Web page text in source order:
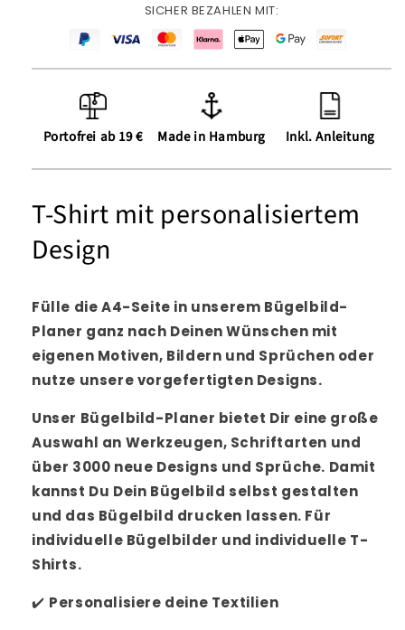
personalisiertempersonalisiertem
SICHER BEZAHLEN MIT:
Portofrei ab 19 € Made in Hamburg Inkl. Anleitung
T-Shirt mit personalisiertem
Design
Fülle die A4-Seite in unserem Bügelbild-
Planer ganz nach Deinen Wünschen mit
eigenen Motiven, Bildern und Sprüchen oder
nutze unsere vorgefertigten Designs.
Unser Bügelbild-Planer bietet Dir eine große
Auswahl an Werkzeugen, Schriftarten und
über 3000 neue Designs und Sprüche. Damit
kannst Du Dein Bügelbild selbst gestalten
und das Bügelbild drucken lassen. Für
individuelle Bügelbilder und individuelle T-
Shirts.
✔️ Personalisiere deine Textilien